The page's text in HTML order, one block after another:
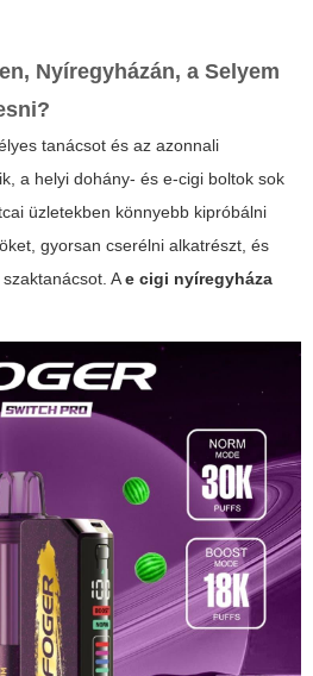
Nyíregyházán, a Selyem
tanácsot és az azonnali
a helyi dohány- és e-cigi boltok sok
üzletekben könnyebb kipróbálni
gyorsan cserélni alkatrészt, és
Ae cigi nyíregyháza